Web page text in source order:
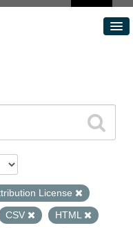
License
CSV
HTML